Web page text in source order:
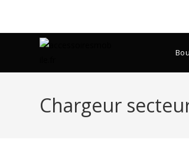
content
Chargeur